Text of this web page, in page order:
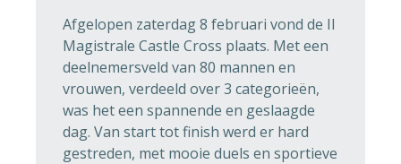
Afgelopen zaterdag 8 februari vond de Il
Magistrale Castle Cross plaats. Met een
deelnemersveld van 80 mannen en
vrouwen, verdeeld over 3 categorieën,
was het een spannende en geslaagde
dag. Van start tot finish werd er hard
gestreden, met mooie duels en sportieve